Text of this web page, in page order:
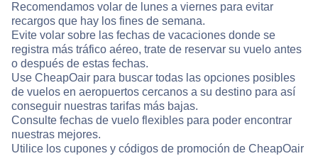
Recomendamos volar de lunes a viernes para evitar
recargos que hay los fines de semana.
Evite volar sobre las fechas de vacaciones donde se
registra más tráfico aéreo, trate de reservar su vuelo antes
o después de estas fechas.
Use CheapOair para buscar todas las opciones posibles
de vuelos en aeropuertos cercanos a su destino para así
conseguir nuestras tarifas más bajas.
Consulte fechas de vuelo flexibles para poder encontrar
nuestras mejores.
Utilice los cupones y códigos de promoción de CheapOair